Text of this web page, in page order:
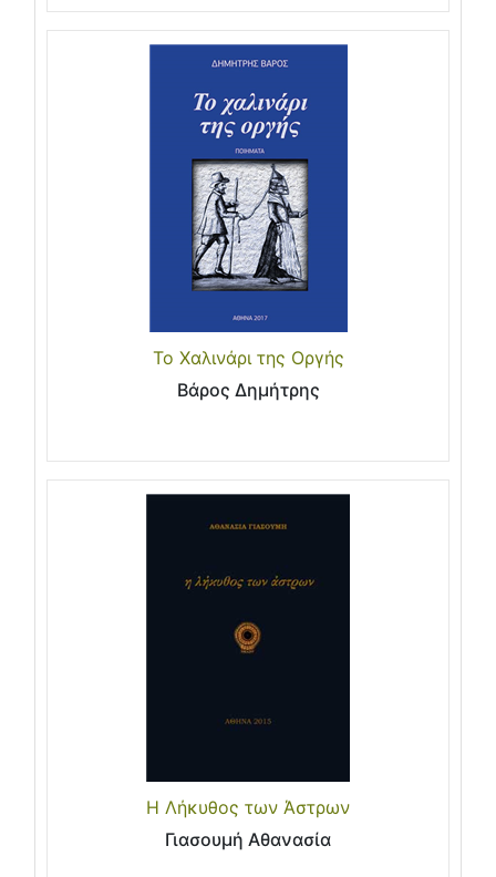
Το Χαλινάρι της Οργής
Βάρος Δημήτρης
Η Λήκυθος των Άστρων
Γιασουμή Αθανασία